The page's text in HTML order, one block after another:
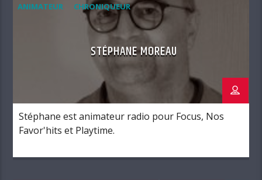
ANIMATEUR CHRONIQUEUR
STÉPHANE MOREAU
Stéphane est animateur radio pour Focus, Nos
Favor'hits et Playtime.